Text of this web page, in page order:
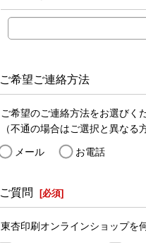
ご希望ご連絡方法
ご希望のご連絡方法をお選びく
（不通の場合はご選択と異なる
メール お電話
ご質問 [必須]
東杏印刷オンラインショップを